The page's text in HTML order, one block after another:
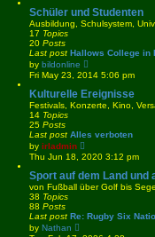
t
e
s
o
s
t
Schüler und Studenten
Ausbildung, Schulsystem,
17 Topics
20 Posts
Last post Hallows College in
by bildonline
i
e
w
t
h
a
e
t
p
t
Fri May 23, 2014 5:06 pm
Kulturelle Ereignisse
Festivals, Konzerte, Kino,
14 Topics
25 Posts
Last post Alles verboten
by irladmin
i
e
w
t
h
a
Thu Jun 18, 2020 3:12 pm
Sport auf dem Land und
von Fußball über Golf bis
38 Topics
88 Posts
Last post Re: Rugby Six
by Nathan